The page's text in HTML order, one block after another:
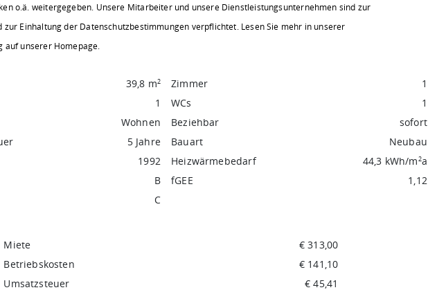
o.ä. weitergegeben. Unsere Mitarbeiter und unsere Dienstleistungsunternehmen sind zur
zur Einhaltung der Datenschutzbestimmungen verpflichtet. Lesen Sie mehr in unserer
auf unserer Homepage.
39,8 m2 Zimmer
1
1 WCs
1
Wohnen Beziehbar
sofort
5 Jahre Bauart
Neubau
1992 Heizwärmebedarf 44,3 kWh/m2a
B fGEE
1,12
C
Miete
€ 313,00
Betriebskosten
€ 141,10
Umsatzsteuer
€ 45,41